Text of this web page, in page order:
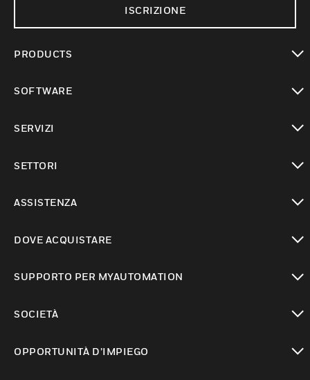
ISCRIZIONE
PRODUCTS
SOFTWARE
SERVIZI
SETTORI
ASSISTENZA
DOVE ACQUISTARE
SUPPORTO PER MYAUTOMATION
SOCIETÀ
OPPORTUNITÀ D’IMPIEGO